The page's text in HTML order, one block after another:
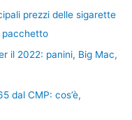
prezzi delle sigarette
pacchetto
il 2022: panini, Big Mac,
dal CMP: cos’è,